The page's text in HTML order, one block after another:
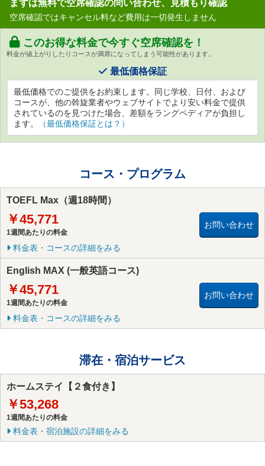
まずは無料で空席確認の問い合わせ、見積もり確認
空席確認ではキャンセル料など費用は一切発生しません
このお得な料金で今すぐ空席確認を！
料金が値上がりしたりコースが満席になってしまう可能性があります。
最低価格保証
最低価格でのご提供をお約束します。同じ学校、日付、および
コースが、他の斡旋業者やウェブサイトでより安い料金で提供
されているのを見つけた場合、差額をラングペディアが負担し
ます。
（最低価格保証とは？）
コース・プログラム
TOEFL Max（週18時間）
￥45,771
1週間あたりの料金
お問い合わせ
料金表・コースの詳細をみる
English MAX (一般英語コース)
￥45,771
1週間あたりの料金
お問い合わせ
料金表・コースの詳細をみる
滞在・宿泊サービス
ホームステイ【２食付き】
￥53,268
1週間あたりの料金
料金表・宿泊施設の詳細をみる